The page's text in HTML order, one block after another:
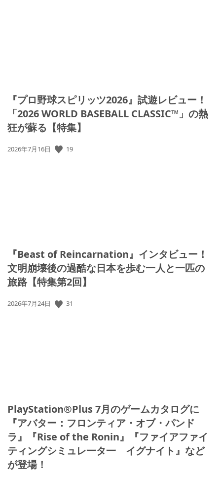
『プロ野球スピリッツ2026』試遊レビュー！
「2026 WORLD BASEBALL CLASSIC™」の熱
狂が蘇る【特集】
公
2026年7月16日 19
『Beast of Reincarnation』インタビュー！
文明崩壊後の過酷な日本を歩む一人と一匹の
旅路【特集第2回】
公
2026年7月24日 31
PlayStation®Plus 7月のゲームカタログに
『アバター：フロンティア・オブ・パンド
ラ』『Rise of the Ronin』『ファイアファイ
ティングシミュレ一タ一 イグナイト』など
が登場！